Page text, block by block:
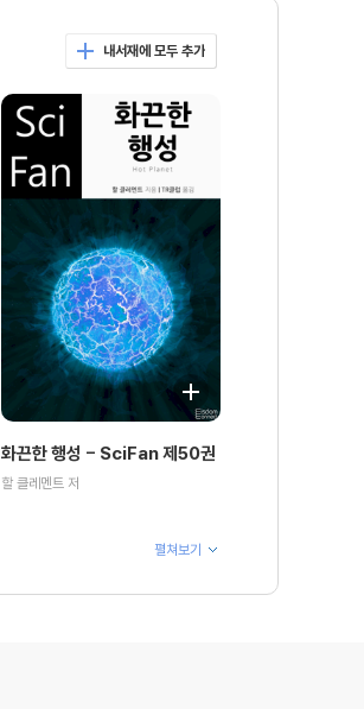
내서재에 모두 추가
화끈한 행성 - SciFan 제50권
할 클레멘트 저
펼쳐보기